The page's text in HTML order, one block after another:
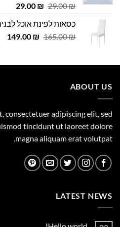
דורג4.75
29.00₪
המחיר
היה:
29.00 ₪.
29.00 ₪
הוא:
29.00 ₪.
כסאות לפינת אוכל
165.00₪
המחיר
165.00 ₪.
149.00 ₪
₪.
ABOUT US
consectetuer adipiscing elit, sed
tincidunt ut laoreet dolore
magna aliquam erat volutpat.
LATEST NEWS